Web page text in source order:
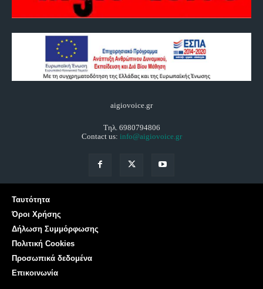
aigiovoice.gr
Τηλ. 6980794806
Contact us: info@aigiovoice.gr
Ταυτότητα
Όροι Χρήσης
Δήλωση Συμμόρφωσης
Πολιτική Cookies
Προσωπικά δεδομένα
Επικοινωνία